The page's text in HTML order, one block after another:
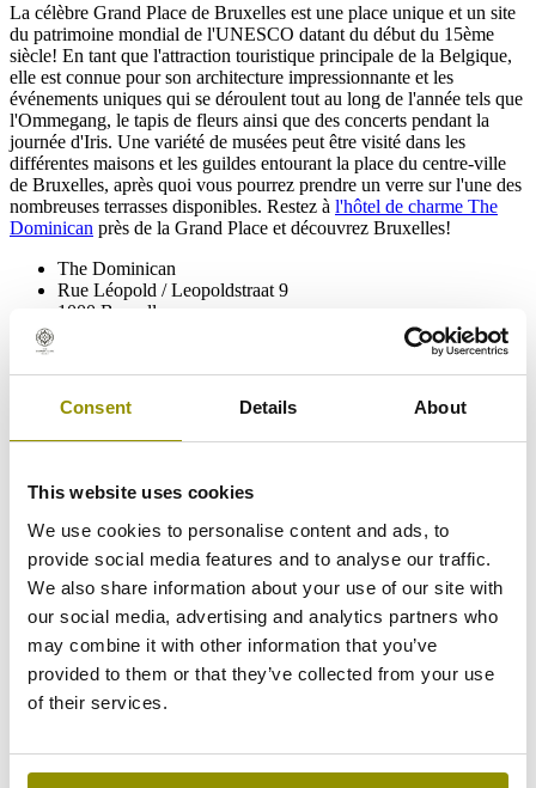
Consent Details About
This website uses cookies
We use cookies to personalise content and ads, to
provide social media features and to analyse our traffic.
We also share information about your use of our site with
our social media, advertising and analytics partners who
may combine it with other information that you’ve
provided to them or that they’ve collected from your use
of their services.
La célèbre Grand Place de Bruxelles est une place unique et un site
du patrimoine mondial de l'UNESCO datant du début du 15ème
siècle! En tant que l'attraction touristique principale de la Belgique,
elle est connue pour son architecture impressionnante et les
événements uniques qui se déroulent tout au long de l'année tels que
l'Ommegang, le tapis de fleurs ainsi que des concerts pendant la
journée d'Iris. Une variété de musées peut être visité dans les
différentes maisons et les guildes entourant la place du centre-ville
de Bruxelles, après quoi vous pourrez prendre un verre sur l'une des
nombreuses terrasses disponibles. Restez à l'hôtel de charme The
Dominican près de la Grand Place et découvrez Bruxelles!
The Dominican
Rue Léopold / Leopoldstraat 9
1000 Bruxelles
+32 (0)2 203 08 08
info@thedominican.be
Chambres
Offres
Réunions & conférences
Fitness
Bulletin
Contactez nous
Directions & Parking
Prix & conditions
Careers
Privacy
paramètres des cookies
Marriott Bonvoy